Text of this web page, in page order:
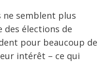
ne semblent plus
élections de
pour beaucoup de
intérêt – ce qui